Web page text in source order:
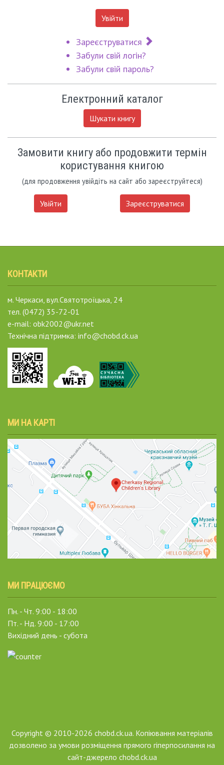
Увійти
Зареєструватися
Забули свій логін?
Забули свій пароль?
Електронний каталог
Шукати книгу
Замовити книгу або продовжити термін
користування книгою
(для продовження увійдіть на сайт або зареєструйтеся)
Увійти Зареєструватися
КОНТАКТИ
м. Черкаси, вул.Святотроїцька, 24
тел. (0472) 35-72-01
e-mail: obk2002@ukr.net
Технічна підтримка: info@chobd.ck.ua
МИ НА КАРТІ
МИ ПРАЦЮЄМО
Пн. - Чт. 9:00 - 18:00
Пт. - Нд. 9:00 - 17:00
Вихідний день - субота
Copyright © 2010-2026 chobd.ck.ua. Копіювання матеріалів
дозволено за умови розміщення прямого гіперпосилання на
сайт-джерело chobd.ck.ua